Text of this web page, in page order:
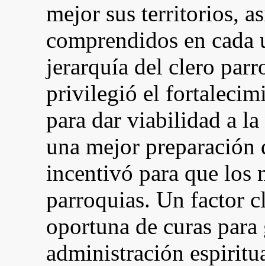
mejor sus territorios,
comprendidos en
jerarquía del clero
privilegió el
para dar viabilidad a
una mejor preparación
incentivó para que los
parroquias. Un factor
oportuna de curas
administración